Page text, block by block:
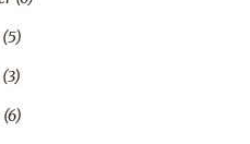
(5)
(3)
(6)